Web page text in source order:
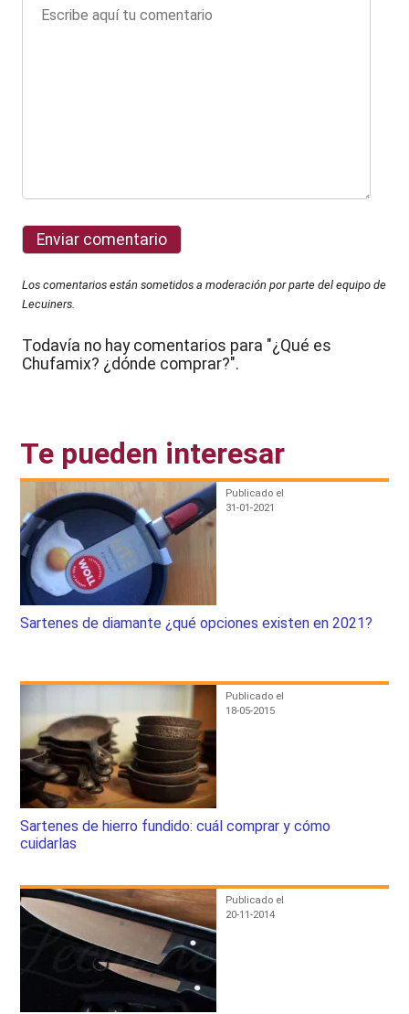
Los comentarios están sometidos a moderación por parte del equipo de
Lecuiners.
Todavía no hay comentarios para "¿Qué es
Chufamix? ¿dónde comprar?".
Te pueden interesar
Publicado el
31-01-2021
Sartenes de diamante ¿qué opciones existen en 2021?
Publicado el
18-05-2015
Sartenes de hierro fundido: cuál comprar y cómo
cuidarlas
Publicado el
20-11-2014